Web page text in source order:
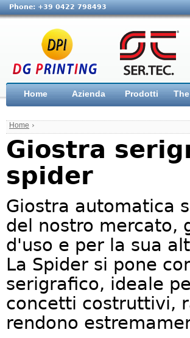
Phone: +39 0422 798493
Home Azienda Prodotti
Home ›
Giostra
spider
Giostra automatica
del nostro mercato,
d'uso e per la sua
La Spider si pone
serigrafico, ideale
concetti costruttivi,
rendono